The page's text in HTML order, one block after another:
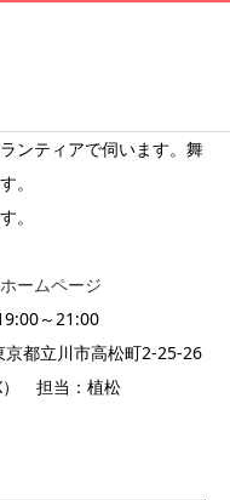
ンティアで伺います。舞
。
。
ームページ
～21:00
都立川市高松町2-25-26
） 担当：植松